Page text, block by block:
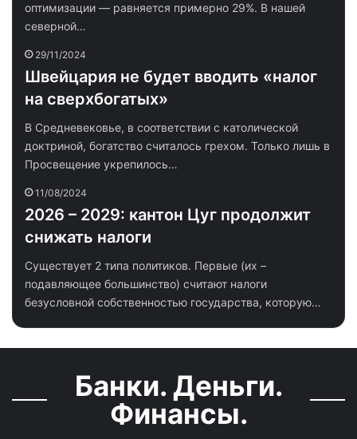
оптимизации — равняется примерно 29%. В нашей
северной…
29/11/2024
Швейцария не будет вводить «налог
на сверхбогатых»
В Средневековье, в соответствии с католической
доктриной, богатство считалось грехом. Только лишь в
Просвещение укрепилось…
11/08/2024
2026 – 2029: кантон Цуг продолжит
снижать налоги
Существует 2 типа политиков. Первые (их –
подавляющее большинство) считают налоги
безусловной собственностью государства, которую…
Банки. Деньги.
Финансы.